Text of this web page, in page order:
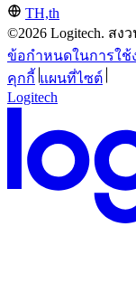
TH,th
©2026 Logitech. ส
ข้อกำหนดในการใช้
คุกกี้ แผนที่ไซต์
Logitech